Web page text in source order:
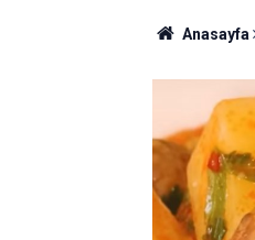
Anasayfa